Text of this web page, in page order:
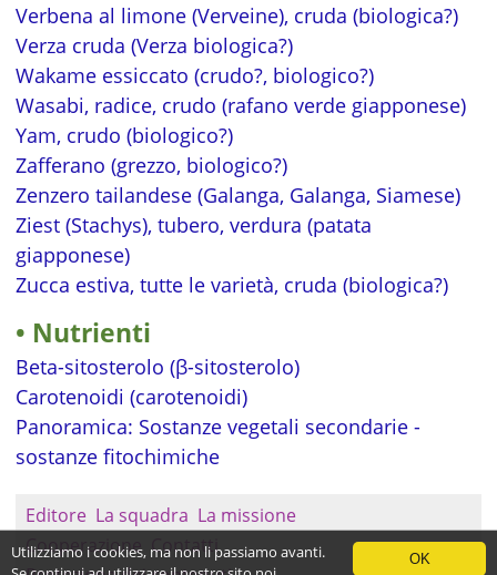
Verbena al limone (Verveine), cruda (biologica?)
Verza cruda (Verza biologica?)
Wakame essiccato (crudo?, biologico?)
Wasabi, radice, crudo (rafano verde giapponese)
Yam, crudo (biologico?)
Zafferano (grezzo, biologico?)
Zenzero tailandese (Galanga, Galanga, Siamese)
Ziest (Stachys), tubero, verdura (patata
giapponese)
Zucca estiva, tutte le varietà, cruda (biologica?)
Nutrienti
Beta-sitosterolo (β-sitosterolo)
Carotenoidi (carotenoidi)
Panoramica: Sostanze vegetali secondarie -
sostanze fitochimiche
Editore La squadra La missione
Cooperazione Contatti
OK
Utilizziamo i cookies, ma non li passiamo avanti.